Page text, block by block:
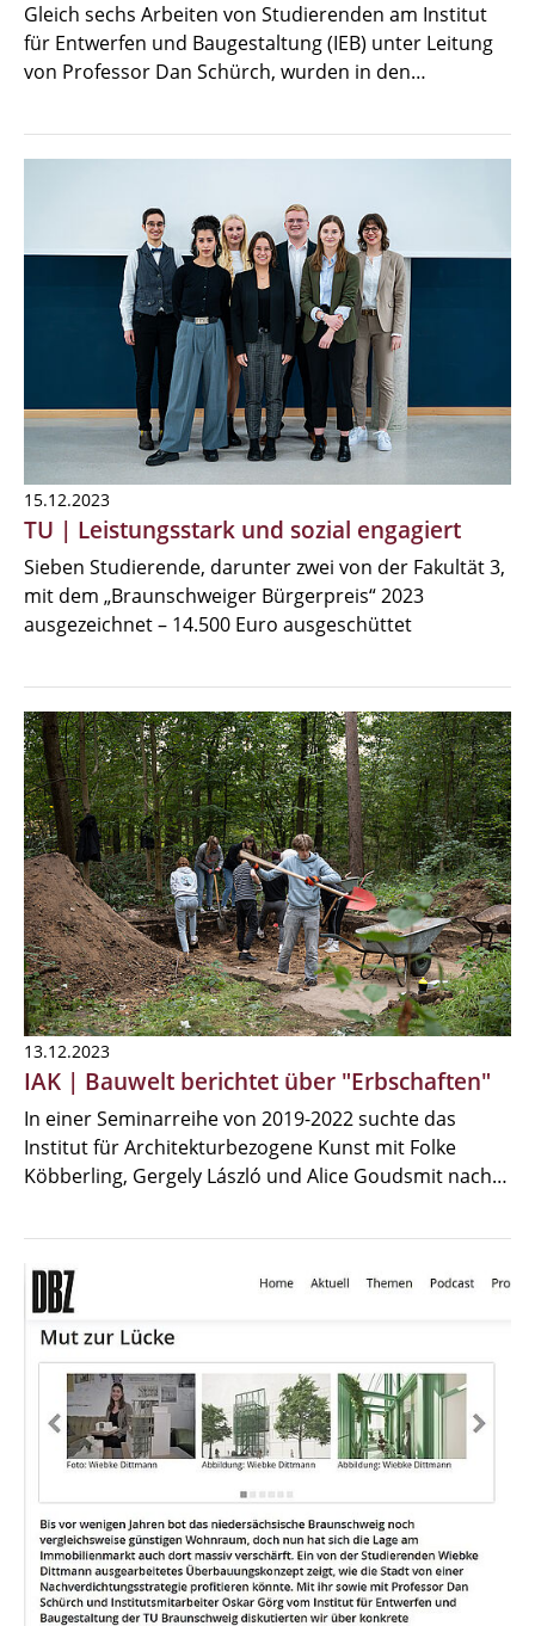
Gleich sechs Arbeiten von Studierenden am Institut
für Entwerfen und Baugestaltung (IEB) unter Leitung
von Professor Dan Schürch, wurden in den…
15.12.2023
TU | Leistungsstark und sozial engagiert
Sieben Studierende, darunter zwei von der Fakultät 3,
mit dem „Braunschweiger Bürgerpreis“ 2023
ausgezeichnet – 14.500 Euro ausgeschüttet
13.12.2023
IAK | Bauwelt berichtet über "Erbschaften"
In einer Seminarreihe von 2019-2022 suchte das
Institut für Architekturbezogene Kunst mit Folke
Köbberling, Gergely László und Alice Goudsmit nach…